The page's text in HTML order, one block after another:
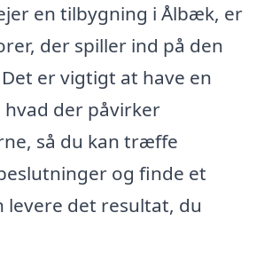
en tilbygning i Ålbæk, er
der spiller ind på den
er vigtigt at have en
der påvirker
så du kan træffe
og finde et
levere det resultat, du